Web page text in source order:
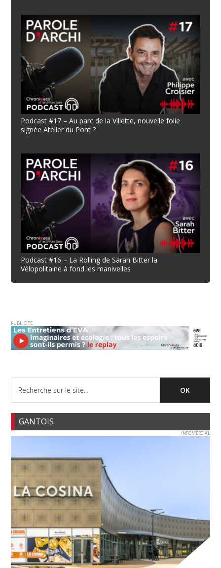
Podcast #17 – Au parc de la Villette, nouvelle folie
signée Atelier du Pont ?
Podcast #16 – La Rolling de Sarah Bitter la
Vélopolitaine à fond les manivelles
PUBLICITE
GANTOIS
INFOMERCIAL